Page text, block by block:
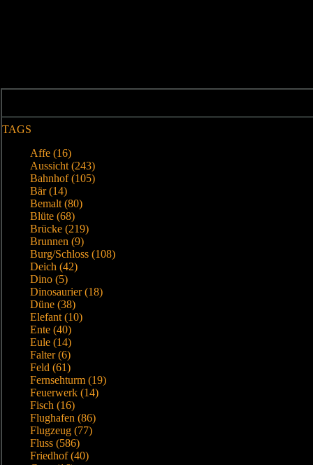
TAGS
Affe (16)
Aussicht (243)
Bahnhof (105)
Bär (14)
Bemalt (80)
Blüte (68)
Brücke (219)
Brunnen (9)
Burg/Schloss (108)
Deich (42)
Dino (5)
Dinosaurier (18)
Düne (38)
Elefant (10)
Ente (40)
Eule (14)
Falter (6)
Feld (61)
Fernsehturm (19)
Feuerwerk (14)
Fisch (16)
Flughafen (86)
Flugzeug (77)
Fluss (586)
Friedhof (40)